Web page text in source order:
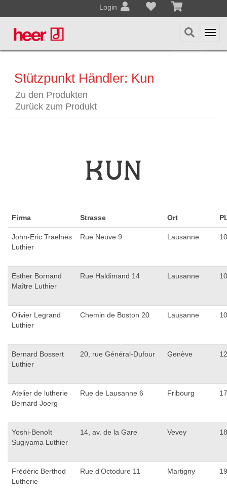
Login
Stützpunkt Händler: Kun
Zu den Produkten
Zurück zum Produkt
Firma Strasse Ort
John-Eric Traelnes
Luthier
Rue Neuve 9 Lausanne
Esther Bornand
Maître Luthier
Rue Haldimand 14 Lausanne
Olivier Legrand
Luthier
Chemin de Boston 20 Lausanne
Bernard Bossert
Luthier
20, rue Général-Dufour Genève
Atelier de lutherie
Bernard Joerg
Rue de Lausanne 6 Fribourg
Yoshi-Benoît
Sugiyama Luthier
14, av. de la Gare Vevey
Frédéric Berthod
Lutherie
Rue d'Octodure 11 Martigny